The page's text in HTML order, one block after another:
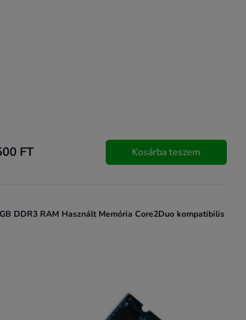
FT Kosárba teszem
DDR3 RAM Használt Memória Core2Duo kompatibilis